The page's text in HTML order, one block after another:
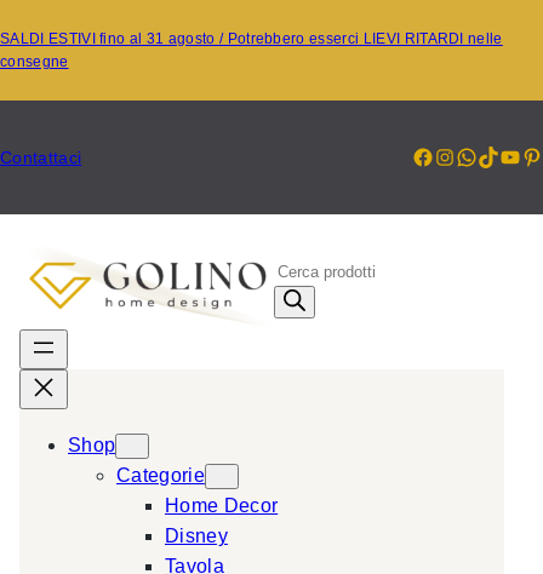
al
contenuto
SALDI ESTIVI fino al 31 agosto / Potrebbero esserci LIEVI RITARDI nelle
consegne
Contattaci Facebook
P
s
Shop
Categorie
Home Decor
Disney
Tavola